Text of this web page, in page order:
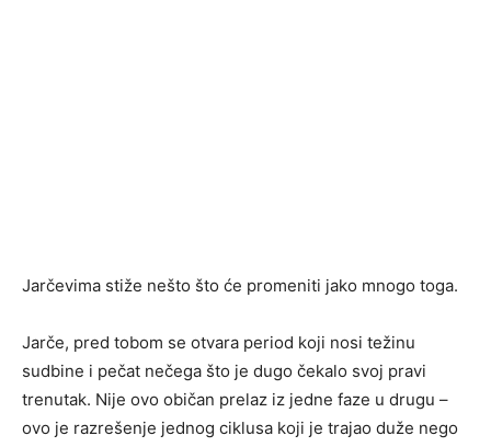
Jarčevima stiže nešto što će promeniti jako mnogo toga.
Jarče, pred tobom se otvara period koji nosi težinu
sudbine i pečat nečega što je dugo čekalo svoj pravi
trenutak. Nije ovo običan prelaz iz jedne faze u drugu –
ovo je razrešenje jednog ciklusa koji je trajao duže nego